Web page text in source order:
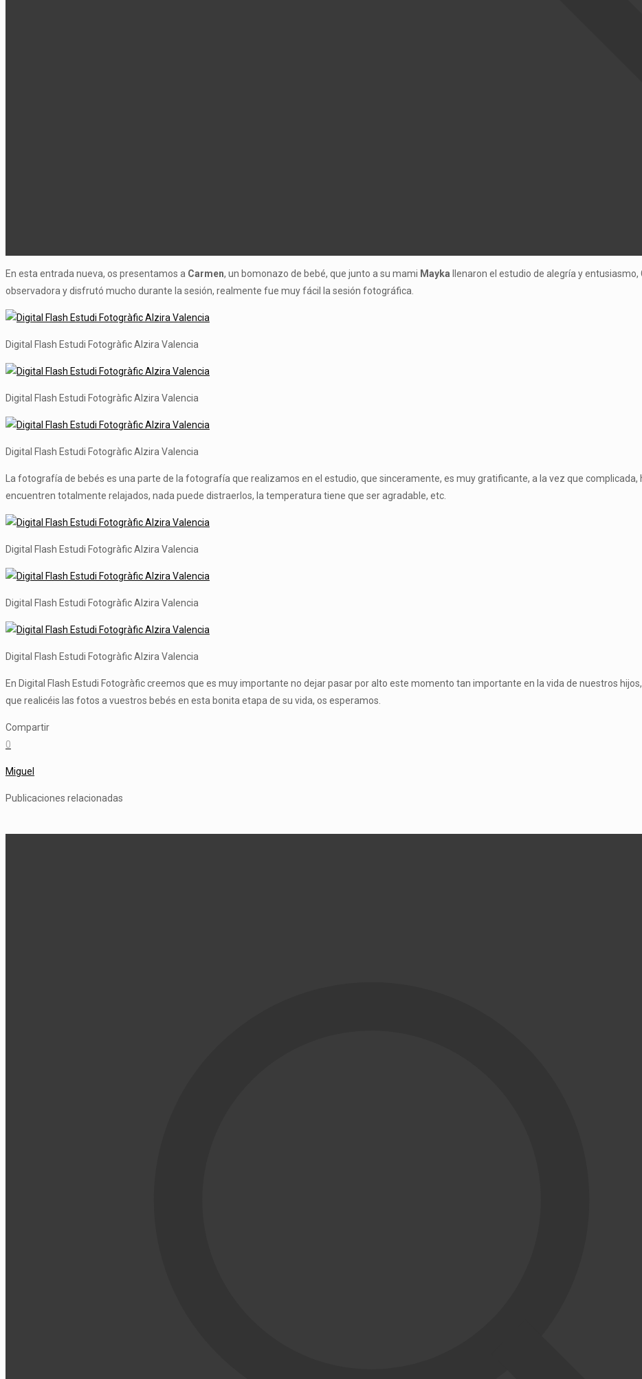
En esta entrada nueva, os presentamos a Carmen, un bomonazo de bebé, que junto a su mami Mayka llenaron el estudio de alegría y
observadora y disfrutó mucho durante la sesión, realmente fue muy fácil la sesión fotográfica.
Digital Flash Estudi Fotogràfic Alzira Valencia
Digital Flash Estudi Fotogràfic Alzira Valencia
Digital Flash Estudi Fotogràfic Alzira Valencia
La fotografía de bebés es una parte de la fotografía que realizamos en el estudio, que sinceramente, es muy gratificante, a la vez que complicada,
encuentren totalmente relajados, nada puede distraerlos, la temperatura tiene que ser agradable, etc.
Digital Flash Estudi Fotogràfic Alzira Valencia
Digital Flash Estudi Fotogràfic Alzira Valencia
Digital Flash Estudi Fotogràfic Alzira Valencia
En Digital Flash Estudi Fotogràfic creemos que es muy importante no dejar pasar por alto este momento tan importante en la vida de nuestros
que realicéis las fotos a vuestros bebés en esta bonita etapa de su vida, os esperamos.
Compartir
0
Miguel
Publicaciones relacionadas